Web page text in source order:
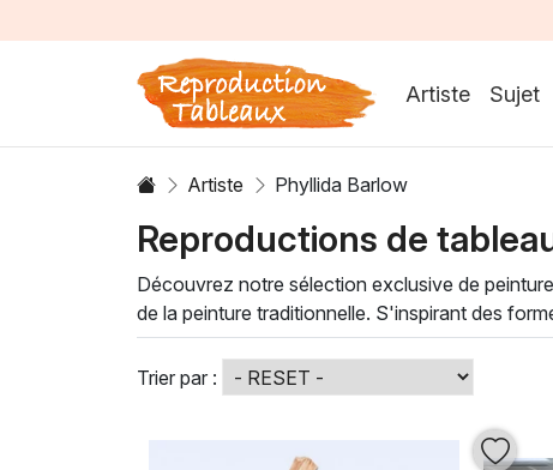
Artiste Sujet
Artiste Phyllida Barlow
Reproductions de
Découvrez notre sélection exclusive de
de la peinture traditionnelle. S'inspirant des
sensorielles qui interrogent et fascinent.
l'art contemporain.
Les peintures à l'huile dePhyllida Barlow
Que vous soyez amateur d'art ou
l'univers artistique de cette créatrice
Trier par :